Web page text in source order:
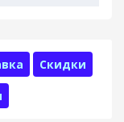
Скидки